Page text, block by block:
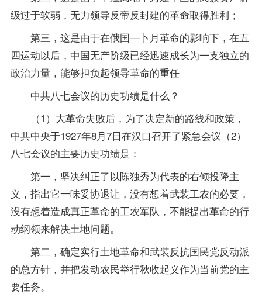
级过于软弱，无力领导反帝反封建的革命取得胜利；
第三，这是由于在俄国—卜月革命的影响下，在五
四运动以后，中国无产阶级已经迅速成长为一支独立的
政治力量，能够担负起领导革命的重任
中共八七会议的历史功绩是什么？
（1）大革命失败后，为了决定新的路线和政策，
中共中央于1927年8月7日在汉口召开了紧急会议（2）
八七会议的主要历史功绩是：
第一，坚决纠正了以陈独秀为代表的右倾投降主
义，指出它一味妥协退让，没有想着武装工农的必要，
没有想着造成真正革命的工农军队，不能提出革命的行
动纲领来解决土地问题。
第二，确定实行土地革命和武装反抗国民党反动派
的总方针，并把发动农民举行秋收起义作为当前党的主
要任务。